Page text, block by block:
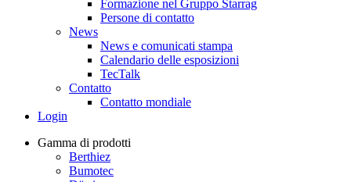
Formazione nel Gruppo Starrag
Persone di contatto
News
News e comunicati stampa
Calendario delle esposizioni
TecTalk
Contatto
Contatto mondiale
Login
Gamma di prodotti
Berthiez
Bumotec